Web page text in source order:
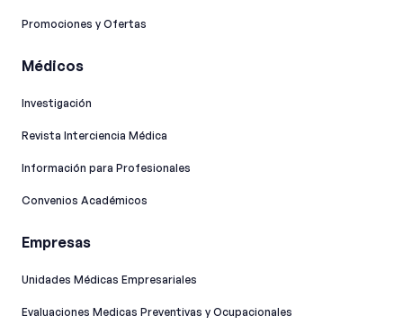
Promociones y Ofertas
Médicos
Investigación
Revista Interciencia Médica
Información para Profesionales
Convenios Académicos
Empresas
Unidades Médicas Empresariales
Evaluaciones Medicas Preventivas y Ocupacionales